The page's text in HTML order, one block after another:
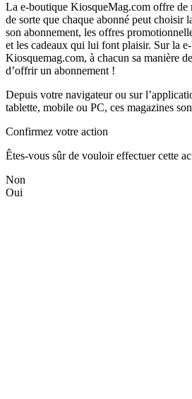
La e-boutique KiosqueMag.com offre de
de sorte que chaque abonné peut choisir
son abonnement, les offres
et les cadeaux qui lui font plaisir. Sur la
Kiosquemag.com, à chacun sa manière
d’offrir un abonnement !
Depuis votre navigateur ou sur
tablette, mobile ou PC, ces magazines
Confirmez votre action
Êtes-vous sûr de vouloir effectuer cette
Non
Oui